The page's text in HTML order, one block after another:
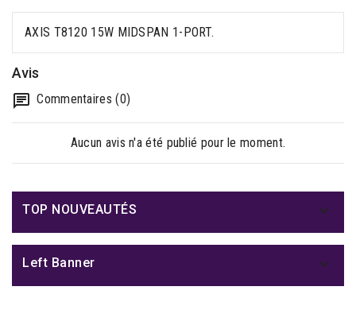
AXIS T8120 15W MIDSPAN 1-PORT.
Avis
Commentaires (0)
Aucun avis n'a été publié pour le moment.
TOP NOUVEAUTÉS 
Left Banner 